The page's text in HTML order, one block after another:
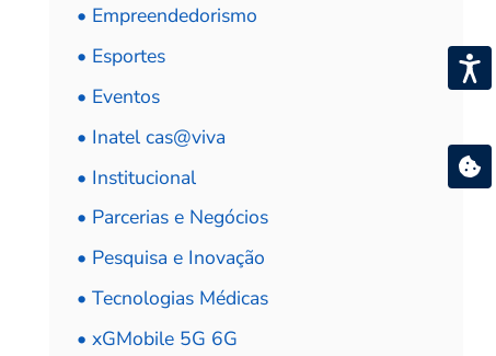
• Empreendedorismo
• Esportes
• Eventos
• Inatel cas@viva
• Institucional
• Parcerias e Negócios
• Pesquisa e Inovação
• Tecnologias Médicas
• xGMobile 5G 6G